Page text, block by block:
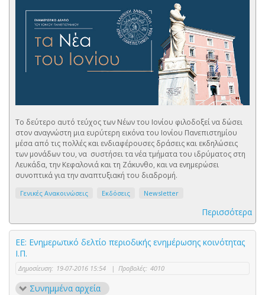
Το δεύτερο αυτό τεύχος των Νέων του Ιονίου φιλοδοξεί να δώσει
στον αναγνώστη μια ευρύτερη εικόνα του Ιονίου Πανεπιστημίου
μέσα από τις πολλές και ενδιαφέρουσες δράσεις και εκδηλώσεις
των μονάδων του, να συστήσει τα νέα τμήματα του ιδρύματος στη
Λευκάδα, την Κεφαλονιά και τη Ζάκυνθο, και να ενημερώσει
συνοπτικά για την αναπτυξιακή του διαδρομή.
Γενικές Ανακοινώσεις Εκδόσεις Newsletter
Περισσότερα
ΕΕ: Ενημερωτικό δελτίο περιοδικής ενημέρωσης κοινότητας
Ι.Π.
Δημοσίευση: 19-07-2016 15:54 | Προβολές: 4010
Συνημμένα αρχεία